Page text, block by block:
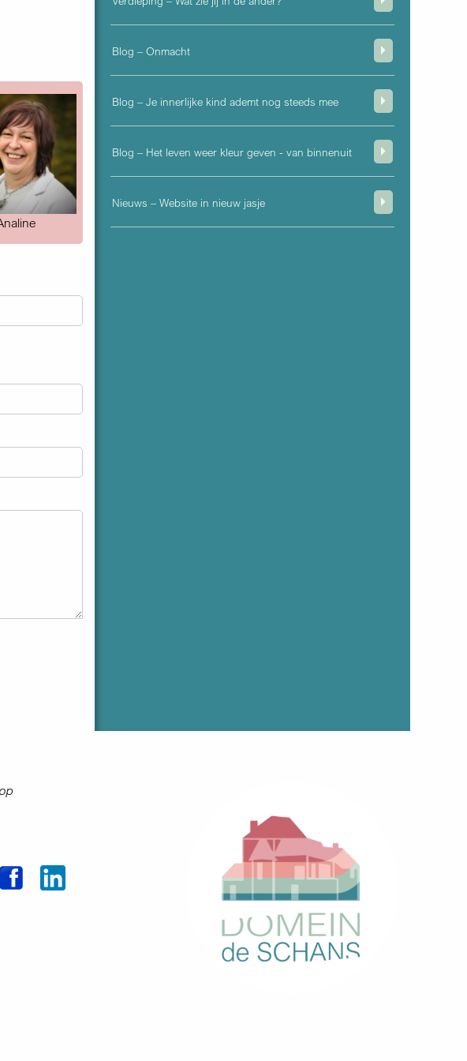
Blog – Onmacht
Blog – Je innerlijke kind ademt nog steeds mee
Blog – Het leven weer kleur geven - van binnenuit
Nieuws – Website in nieuw jasje